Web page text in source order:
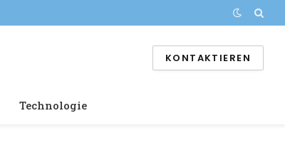
KONTAKTIEREN
Technologie